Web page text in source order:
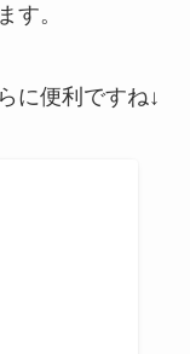
す。
に便利ですね↓